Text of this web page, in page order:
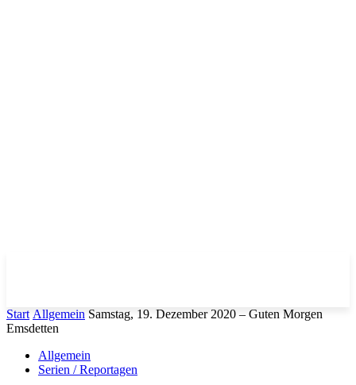
Start Allgemein Samstag, 19. Dezember 2020 – Guten Morgen
Emsdetten
Allgemein
Serien / Reportagen